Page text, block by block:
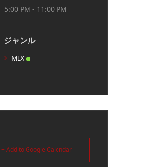
5:00 PM - 11:00 PM
ジャンル
MIX
+ Add to Google Calendar